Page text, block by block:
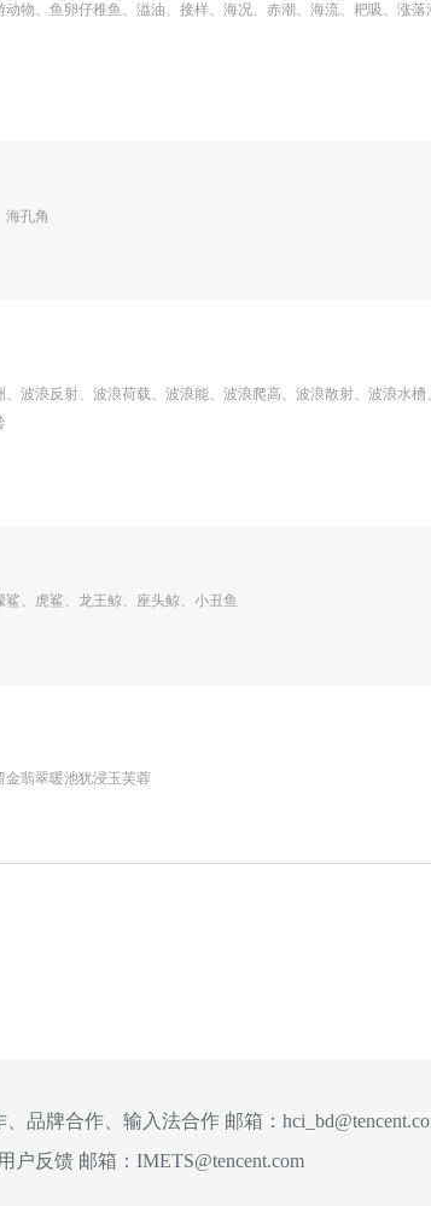
物、鱼卵仔稚鱼、溢油、接样、海况、赤潮、海流、耙吸、涨落
海孔角
波浪反射、波浪荷载、波浪能、波浪爬高、波浪散射、波浪水槽
、虎鲨、龙王鲸、座头鲸、小丑鱼
金翡翠暖池犹浸玉芙蓉
品牌合作、输入法合作 邮箱：
户反馈 邮箱： IMETS@tencent.com